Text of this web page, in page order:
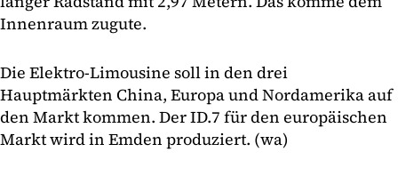
Innenraum zugute.
Die Elektro-Limousine soll in den drei
Hauptmärkten China, Europa und Nordamerika auf
den Markt kommen. Der ID.7 für den europäischen
Markt wird in Emden produziert. (wa)